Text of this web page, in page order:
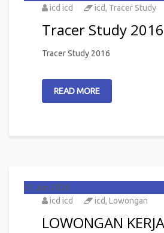
icd icd
icd, Tracer Study
Tracer Study 2016
Tracer Study 2016
READ MORE
21 Jun 2026
icd icd
icd, Lowongan
LOWONGAN